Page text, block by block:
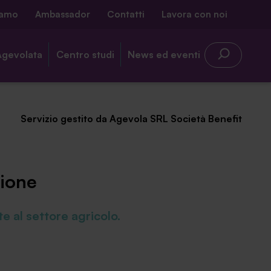
Ambassador Contatti Lavora con noi
Centro studi News ed eventi
Servizio gestito da Agevola SRL Società Benefit
al settore agricolo.